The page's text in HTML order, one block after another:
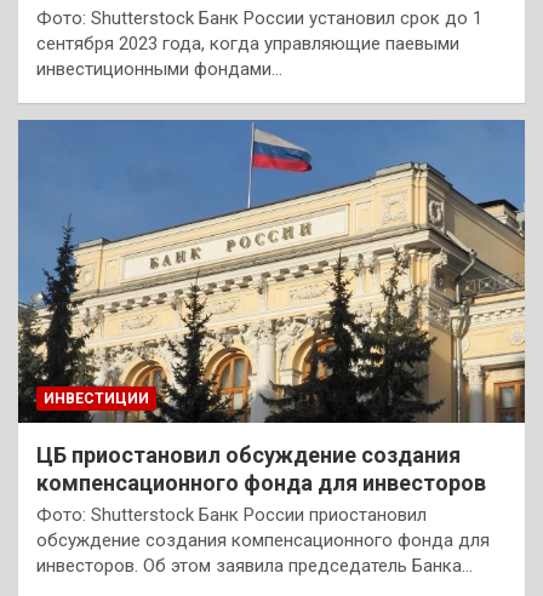
Фото: Shutterstock Банк России установил срок до 1
сентября 2023 года, когда управляющие паевыми
инвестиционными фондами…
ИНВЕСТИЦИИ
ЦБ приостановил обсуждение создания
компенсационного фонда для инвесторов
Фото: Shutterstock Банк России приостановил
обсуждение создания компенсационного фонда для
инвесторов. Об этом заявила председатель Банка…